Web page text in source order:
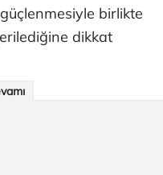
güçlenmesiyle birlikte
dikkat